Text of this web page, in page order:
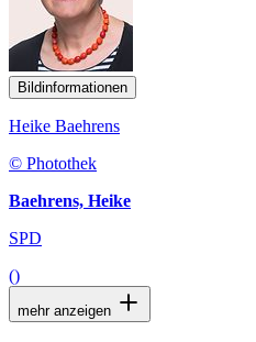
Bildinformationen
Heike Baehrens
© Photothek
Baehrens, Heike
SPD
()
mehr anzeigen